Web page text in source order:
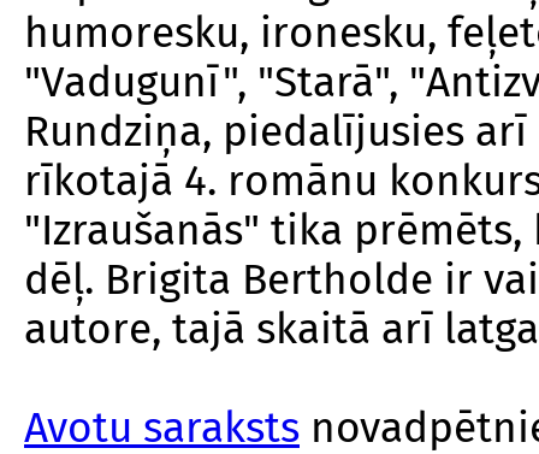
humoresku, ironesku,
"Vadugunī", "Starā",
Rundziņa, piedalījusies
rīkotajā 4. romānu
"Izraušanās" tika
dēļ. Brigita Bertholde ir
autore, tajā skaitā arī
Avotu saraksts